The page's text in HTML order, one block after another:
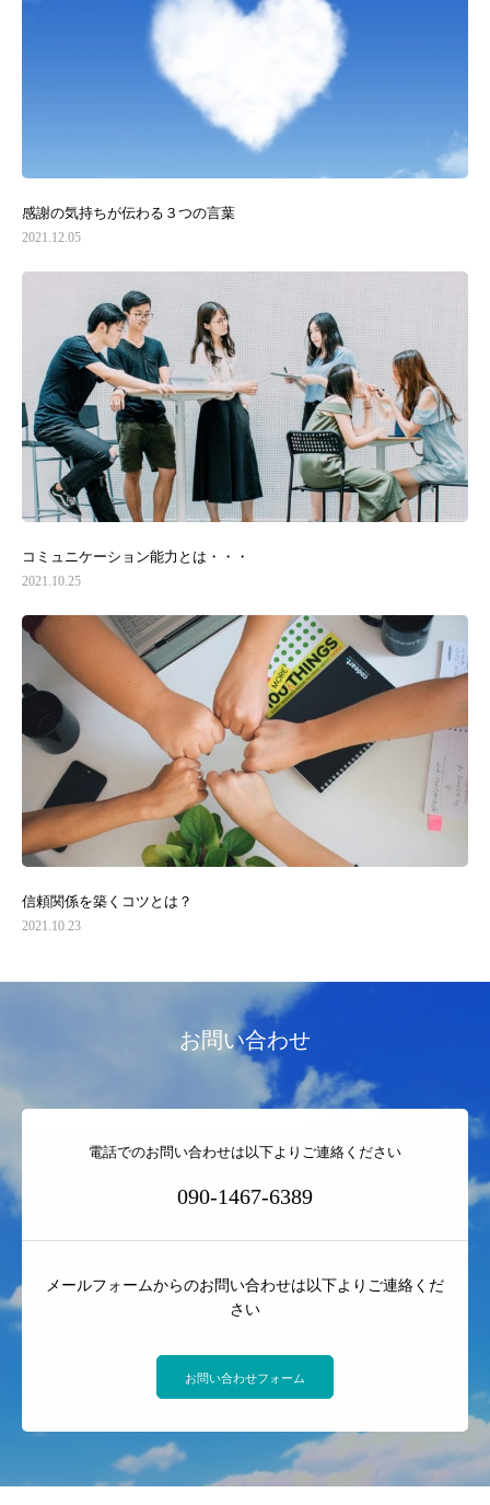
感謝の気持ちが伝わる３つの言葉
2021.12.05
コミュニケーション能力とは・・・
2021.10.25
信頼関係を築くコツとは？
2021.10.23
お問い合わせ
電話でのお問い合わせは以下よりご連絡ください
090-1467-6389
メールフォームからのお問い合わせは以下よりご連絡くだ
さい
お問い合わせフォーム